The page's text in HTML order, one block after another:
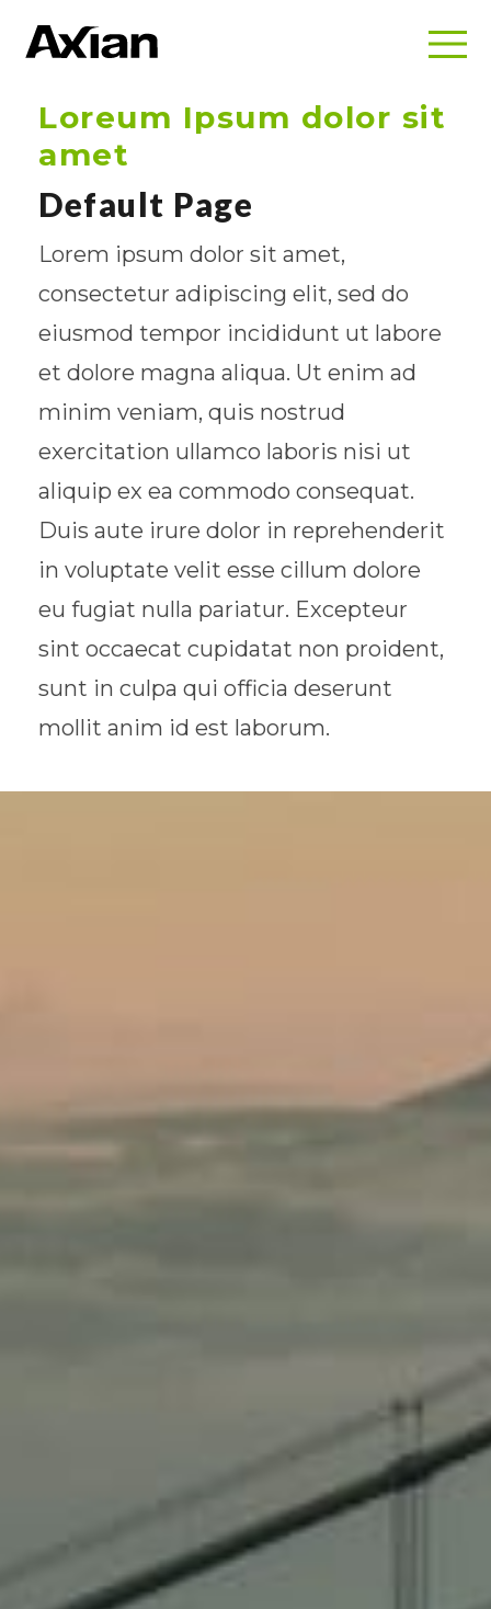
Loreum Ipsum dolor sit
amet
Default Page
Lorem ipsum dolor sit amet,
consectetur adipiscing elit, sed do
eiusmod tempor incididunt ut labore
et dolore magna aliqua. Ut enim ad
minim veniam, quis nostrud
exercitation ullamco laboris nisi ut
aliquip ex ea commodo consequat.
Duis aute irure dolor in reprehenderit
in voluptate velit esse cillum dolore
eu fugiat nulla pariatur. Excepteur
sint occaecat cupidatat non proident,
sunt in culpa qui officia deserunt
mollit anim id est laborum.